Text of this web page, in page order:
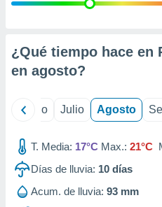
e
mediante
publicidad
de
¿Qué tiempo hace en
en agosto?
Junio Julio Agosto
T. Media: 17°C Max.: 21°C
Días de lluvia: 10 días
Acum. de lluvia: 93 mm